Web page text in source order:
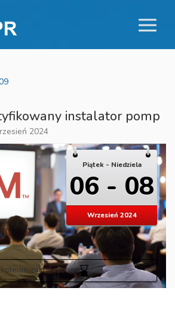
instalator pomp
2024
Piątek - Niedziela
06 - 08
Wrzesień 2024
zakończone